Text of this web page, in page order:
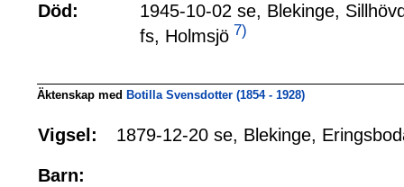
Död:
1945-10-02 se, Blekinge,
fs, Holmsjö 7)
Äktenskap med Botilla Svensdotter (1854 - 1928)
Vigsel: 1879-12-20 se, Blekinge,
Barn: